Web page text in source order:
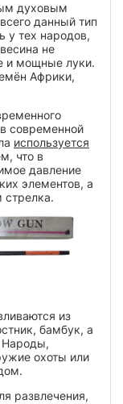
духовым
данный тип
у тех народов,
не
и мощные луки.
Африки,
современной
используется
что в
давление
элементов, а
стрелка.
из
бамбук, а
Народы,
охоты или
развлечения,